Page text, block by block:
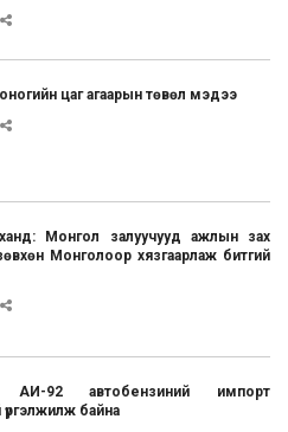
цаг агаарын төвөл мэдээ
Монгол залуучууд ажлын зах
Монголоор хязгаарлаж битгий
АИ-92 автобензиний импорт
үргэлжилж байна